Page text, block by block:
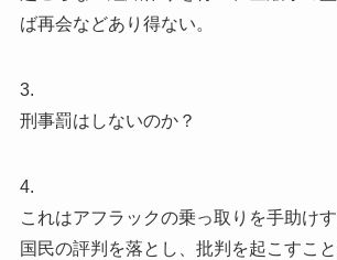
ば再会などあり得ない。
3.
刑事罰はしないのか？
4.
これはアフラックの乗っ取りを手助けす
国民の評判を落とし、批判を起こすこ